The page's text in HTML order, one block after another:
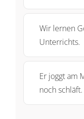
Wir lernen
Unterrichts.
Er joggt am
noch schläft.